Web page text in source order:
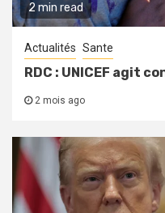
2 min read
Actualités Sante
RDC : UNICEF agit
2 mois ago